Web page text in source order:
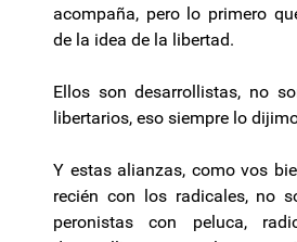
acompaña, pero lo primero
de la idea de la libertad.
Ellos son desarrollistas, no
libertarios, eso siempre lo
Y estas alianzas, como vos
recién con los radicales, no
peronistas con peluca,